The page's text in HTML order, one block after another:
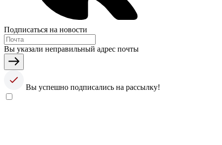
Подписаться на новости
Вы указали неправильный адрес почты
Вы успешно подписались на рассылку!